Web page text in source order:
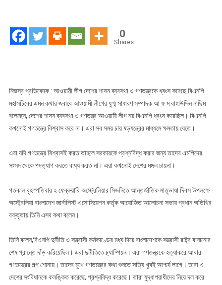
0
Shares
নিজস্ব প্রতিবেদক : আওয়ামী লীগ দেশের শাসন ব্যবস্থা ও গণতন্ত্রকে ধ্বংস করেছে বিএনপি
মহাসচিবের এমন কথার জবাবে আওয়ামী লীগের যুগ্ম সাধারণ সম্পাদক আ ফ ম বাহাউদ্দিন নাছিম
বলেছেন, দেশের শাসন ব্যবস্থা ও গণতন্ত্র আওয়ামী লীগ নয় বিএনপি ধ্বংস করেছিল। বিএনপি
কখনোই গণতন্ত্রে বিশ্বাস করে না। এরা সব সময় চায় ষড়যন্ত্রের মাধ্যমে ক্ষমতায় যেতে।
এরা যদি গণতন্ত্রে বিশ্বাসই করত তাহলে সরকারকে প্রশ্নবিদ্ধ করার জন্য তাদের এমপিদের
সংসদ থেকে পদত্যাগ করতে বাধ্য করত না। এরা কখনোই দেশের মঙ্গল চায়না।
গতকাল বৃহস্পতিবার ২ ফেব্রুয়ারি অস্ট্রেলিয়ার সিডনিতে আন্তর্জাতিক মাতৃভাষা দিবস উপলক্ষে
অস্ট্রেলিয়া বাংলাদেশ জার্নালিস্ট এসোসিয়েশন কর্তৃক আয়োজিত আলোচনা সভায় প্রধান অতিথির
বক্তৃতায় তিনি এসব কথা বলেন।
তিনি বলেন,বিএনপি দুর্নীতি ও সন্ত্রাসী কর্মকাণ্ডের মধ্য দিয়ে বাংলাদেশকে সন্ত্রাসী রাষ্ট্র বানানোর
শেষ প্রান্তে দাঁড় করিয়েছিল। এরা দুর্নীতিতে চ্যাম্পিয়ন। এরা গণতন্ত্রকে হত্যাকরে আবার
গণতন্ত্রের গল্প শোনায়। তাদের মুখে গণতন্ত্রের কথা শুনতে সত্যি খুবই আশ্চর্য লাগে। তারা এ
দেশের সংবিধানকে কলঙ্কিত করেছে, প্রশ্নবিদ্ধ করেছে। তারা যুদ্ধাপরাধীদের নিয়ে দল করে